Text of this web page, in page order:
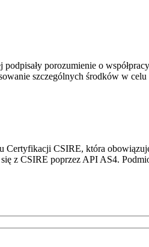
porozumienie o
szczególnych środków w
CSIRE, która
z CSIRE poprzez API AS4.